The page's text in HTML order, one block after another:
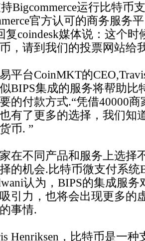
Bigcommerce运行比特币
官方认可的商务服务
复coindesk媒体说：这个时
，请到我们的投票网站给
平台CoinMKT的
BIPS集成的服务将帮助比
的付款方式.“凭借40000
有了更多的选择，我们知
币. ”
在不同产品和服务上选择
的机会.比特币微支付系统
认为，BIPS的集成服
引力，也将会出现更多的
事情.
Henriksen，比特币是一种